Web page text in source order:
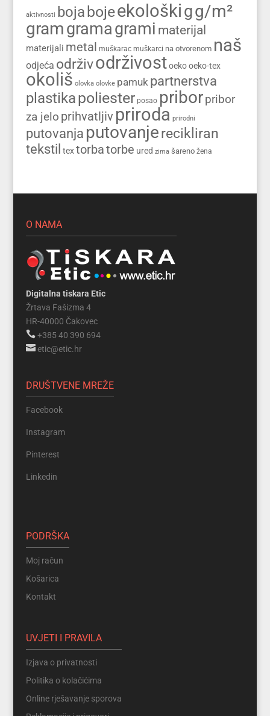
aktivnosti boja bojeekološkigg/m²
gramgramagrami materijal
materijali metal muškarac muškarci na otvorenom naš
odjeća održivodrživost oeko oeko-tex
okoliš olovka olovke pamuk partnerstva
plastikapoliester posao priborpribor
za jelo prihvatljiv priroda prirodni
putovanja putovanjerecikliran
tekstil tex torbatorbe ured zima šareno žena
O NAMA
Digitalna tiskara Etic
Žrtava Fašizma 4
HR-40000 Čakovec
+385 40 390 694
etic@etic.hr
DRUŠTVENE MREŽE
Facebook
Instagram
Pinterest
Linkedin
PODRŠKA
Moj račun
Košarica
Kontakt
UVJETI I PRAVILA
Izjava o privatnosti
Politika o kolačićima
Online rješavanje sporova